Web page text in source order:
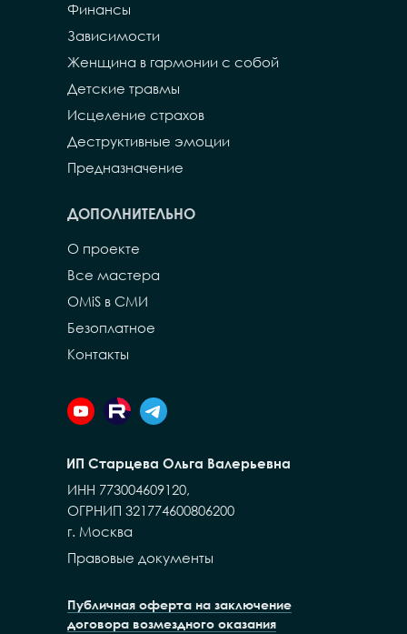
О проекте
Безоплатное
Контакты
ДОПОЛНИТЕЛЬНО
Финансы
Женщина в гармонии с собой
Детские травмы
Исцеление страхов
Деструктивные эмоции
Зависимости
Публичная оферта на заключение
договора возмездного оказания
OMiS в СМИ
Правовые документы
ИНН 773004609120,
ОГРНИП 321774600806200
г. Москва
ИП Старцева Ольга Валерьевна
Предназначение
Все мастера